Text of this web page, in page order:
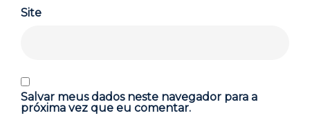
Site
Salvar meus dados neste navegador para a
próxima vez que eu comentar.